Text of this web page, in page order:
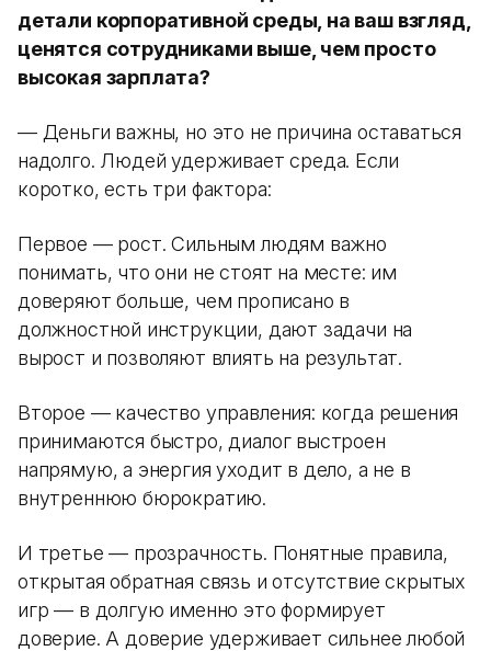
детали корпоративной среды, на ваш взгляд,
ценятся сотрудниками выше, чем просто
высокая зарплата?
— Деньги важны, но это не причина оставаться
надолго. Людей удерживает среда. Если
коротко, есть три фактора:
Первое — рост. Сильным людям важно
понимать, что они не стоят на месте: им
доверяют больше, чем прописано в
должностной инструкции, дают задачи на
вырост и позволяют влиять на результат.
Второе — качество управления: когда решения
принимаются быстро, диалог выстроен
напрямую, а энергия уходит в дело, а не в
внутреннюю бюрократию.
И третье — прозрачность. Понятные правила,
открытая обратная связь и отсутствие скрытых
игр — в долгую именно это формирует
доверие. А доверие удерживает сильнее любой